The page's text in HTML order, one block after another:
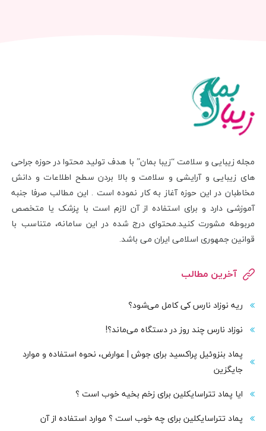
مجله زیبایی و سلامت “زیبا بمان” با هدف تولید محتوا در حوزه جراحی
های زیبایی و آرایشی و سلامت و بالا بردن سطح اطلاعات و دانش
مخاطبان در این حوزه آغاز به کار نموده است . این مطالب صرفا جنبه
آموزشی دارد و برای استفاده از آن لازم است با پزشک یا متخصص
مربوطه مشورت کنید.محتوای درج شده در این سامانه، متناسب با
قوانین جمهوری اسلامی ایران می باشد.
آخرین مطالب
ریه نوزاد نارس کی کامل می‌شود؟
نوزاد نارس چند روز در دستگاه می‌ماند؟!
پماد بنزوئیل پراکسید برای جوش | عوارض، نحوه استفاده و موارد
جایگزین
ایا پماد تتراسایکلین برای زخم بخیه خوب است ؟
پماد تتراسایکلین برای چه خوب است ؟ موارد استفاده از آن